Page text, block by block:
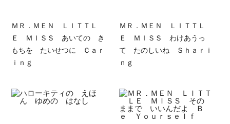
ＭＲ．ＭＥＮ ＬＩＴＴＬ
Ｅ ＭＩＳＳ あいての き
もちを たいせつに Ｃａｒ
ｉｎｇ
ＭＲ．ＭＥＮ ＬＩＴＴＬ
Ｅ ＭＩＳＳ わけあうっ
て たのしいね Ｓｈａｒｉ
ｎｇ